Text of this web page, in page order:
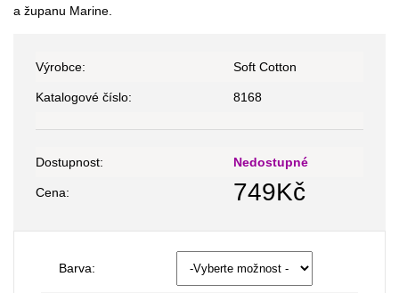
a županu Marine.
Výrobce: Soft Cotton
Katalogové číslo: 8168
Dostupnost: Nedostupné
Cena: 749Kč
Barva: